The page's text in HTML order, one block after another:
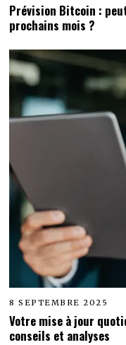
Prévision Bitcoin :
prochains mois ?
8 SEPTEMBRE 2025
Votre mise à jour
conseils et analyses